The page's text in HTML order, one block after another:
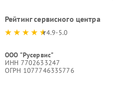
Рейтинг сервисного центра
4.9-5.0
ООО "Русервис"
ИНН 7702633247
ОГРН 1077746335776